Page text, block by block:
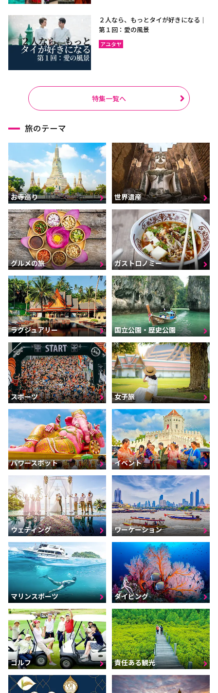
２人なら、もっとタイが好きになる｜
第１回：愛の風景
アユタヤ
特集一覧へ
旅のテーマ
お寺巡り 世界遺産
グルメの旅 ガストロノミー
ラグジュアリー 国立公園・歴史公園
スポーツ 女子旅
パワースポット イベント
ウェディング ワーケーション
マリンスポーツ ダイビング
ゴルフ 責任ある観光